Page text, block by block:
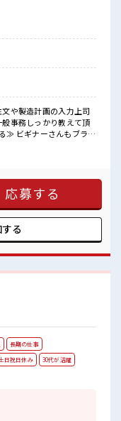
文や製造計画の入力上司
事務しっかり教えて頂
≪女性も活躍できる職
UP≫ 派手過ぎなければ髪
服アリ≫ 制服があるの
お仕事をご提案≫ 一人
す！ ■職場の雰
です！ 少人数の職場で
きちゃうかも？ 休憩室
応募する
る
長期の仕事
日祝日休み
30代が活躍